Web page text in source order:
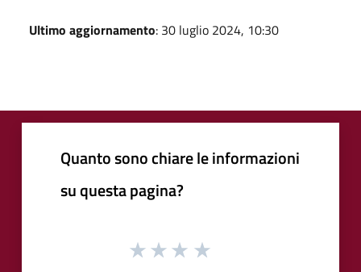
Ultimo aggiornamento: 30 luglio 2024, 10:30
Quanto sono chiare le informazioni
su questa pagina?